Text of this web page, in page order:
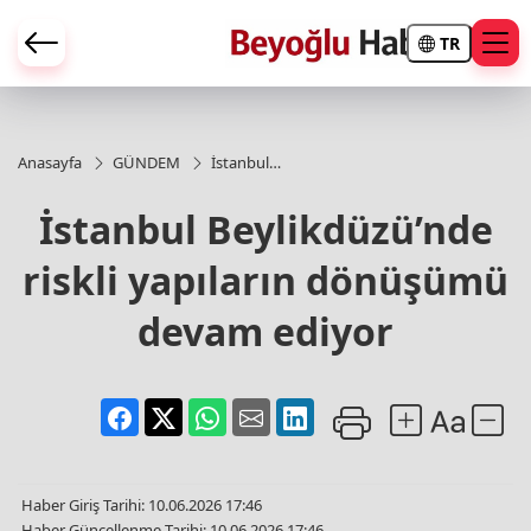
TR
Anasayfa GÜNDEM
İstanbul
dönüşümü
devam ediyor
İstanbul Beylikdüzü’nde
riskli yapıların dönüşümü
devam ediyor
Haber Giriş Tarihi: 10.06.2026 17:46